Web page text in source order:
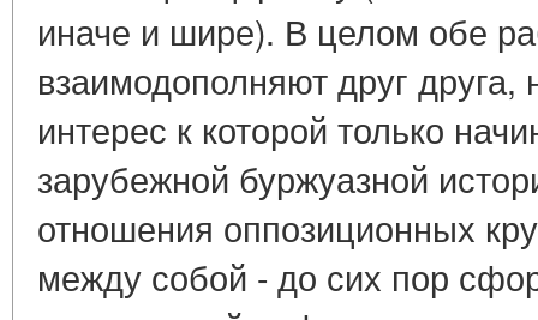
иначе и шире). В целом обе
взаимодополняют друг
интерес к которой только
зарубежной буржуазной
отношения оппозиционных
между собой - до сих пор